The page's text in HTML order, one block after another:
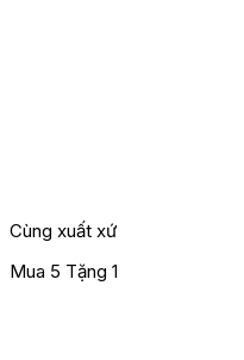
Cùng xuất xứ
Mua 5 Tặng 1